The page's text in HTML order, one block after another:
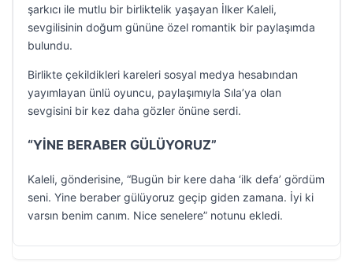
şarkıcı ile mutlu bir birliktelik yaşayan İlker Kaleli,
sevgilisinin doğum gününe özel romantik bir paylaşımda
bulundu.
Birlikte çekildikleri kareleri sosyal medya hesabından
yayımlayan ünlü oyuncu, paylaşımıyla Sıla’ya olan
sevgisini bir kez daha gözler önüne serdi.
“YİNE BERABER GÜLÜYORUZ”
Kaleli, gönderisine, “Bugün bir kere daha ‘ilk defa’ gördüm
seni. Yine beraber gülüyoruz geçip giden zamana. İyi ki
varsın benim canım. Nice senelere” notunu ekledi.